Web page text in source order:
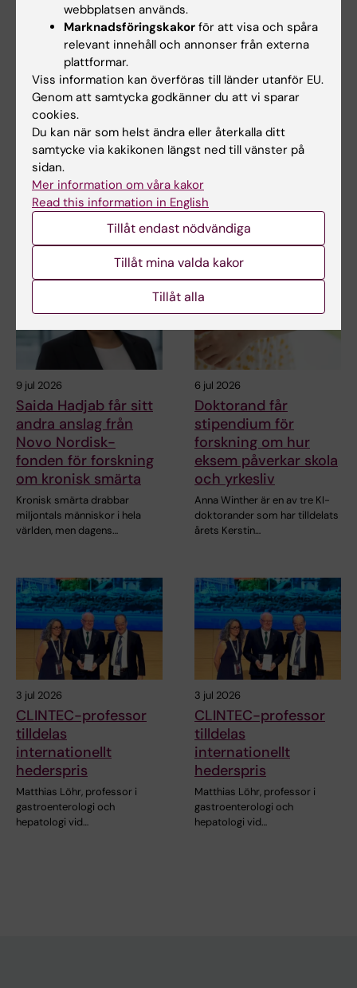
15 jul 2026
Helena Karlström får
Novo Nordisk-anslag
för forskning om ny
behandling vid
småkärlssjukdom
Helena Karlström, lektor och
docent vid Karolinska
10 jul 2026
Novo Nordisk-anslag
nydanande tester av
läkemedel
sjukdomar som typ-2
diabetes och åderförkalkning…
9 jul 2026
Saida Hadjab får sitt
andra anslag från
Novo Nordisk-
fonden för forskning
om kronisk smärta
Kronisk smärta drabbar
miljontals människor i hela
världen, men dagens…
6 jul 2026
Doktorand får
stipendium för
forskning om hur
eksem påverkar skola
och yrkesliv
Anna Winther är en av tre KI-
doktorander som har tilldelats
årets Kerstin…
3 jul 2026
CLINTEC-professor
tilldelas
internationellt
hederspris
Matthias Löhr, professor i
gastroenterologi och
hepatologi vid…
3 jul 2026
CLINTEC-professor
tilldelas
internationellt
hederspris
Matthias Löhr, professor i
gastroenterologi och
hepatologi vid…
webbplatsen används.
Marknadsföringskakor för att visa och spåra
relevant innehåll och annonser från externa
plattformar.
Viss information kan överföras till länder utanför EU.
Genom att samtycka godkänner du att vi sparar
cookies.
Du kan när som helst ändra eller återkalla ditt
samtycke via kakikonen längst ned till vänster på
sidan.
Mer information om våra kakor
Read this information in English
Tillåt endast nödvändiga
Tillåt mina valda kakor
Tillåt alla